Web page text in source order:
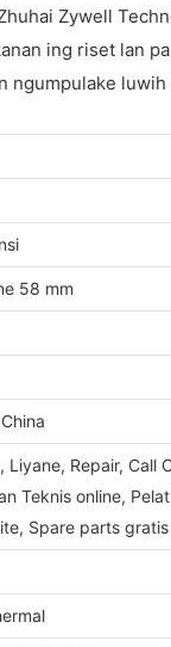
Zywell
ing riset lan
ngumpulake
58 mm
Liyane, Repair, Call
Teknis online,
Spare parts gratis